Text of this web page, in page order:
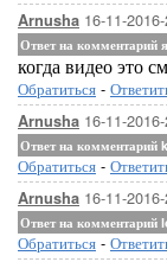
Arnusha 16-11-
Ответ на комментарий
когда видео это
Обратиться -
Arnusha 16-11-
Ответ на комментарий
Обратиться -
Arnusha 16-11-
Ответ на комментарий
Обратиться -